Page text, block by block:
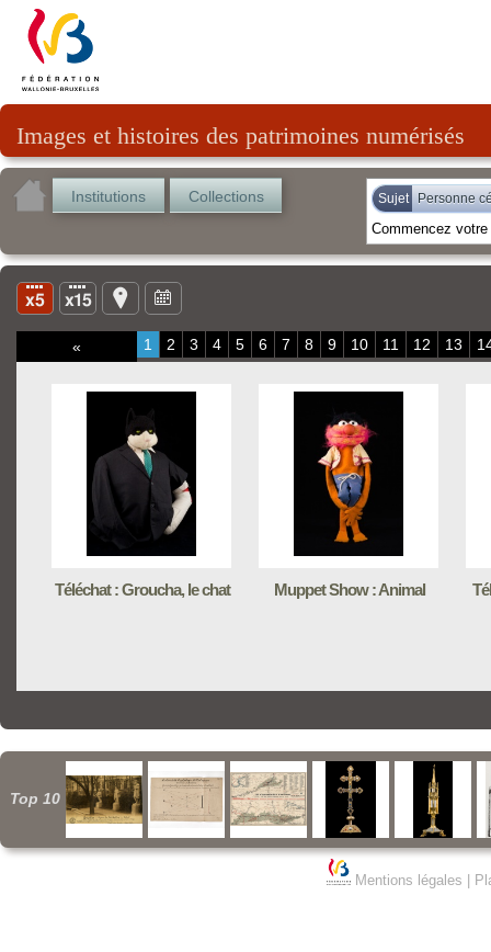
Images et histoires des patrimoines numérisés
Institutions Collections Sujet Personne
« 1 2 3 4 5 6 7 8 9 10 11 12 13
Téléchat : Groucha, le chat Muppet Show : Animal
Top 10
Mentions légales